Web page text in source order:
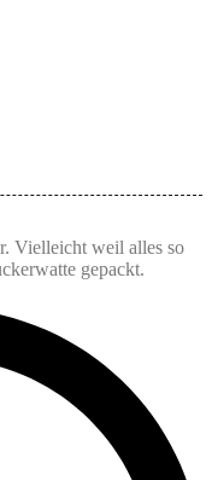
Vielleicht weil alles so
gepackt.